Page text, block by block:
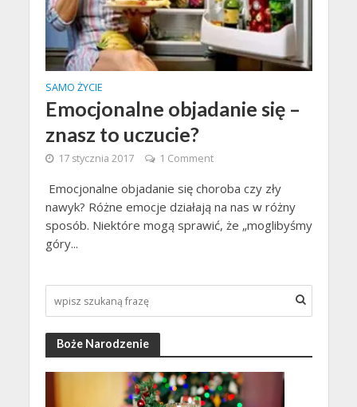
SAMO ŻYCIE
Emocjonalne objadanie się –
znasz to uczucie?
17 stycznia 2017 1 Comment
Emocjonalne objadanie się choroba czy zły
nawyk? Różne emocje działają na nas w różny
sposób. Niektóre mogą sprawić, że „moglibyśmy
góry...
Boże Narodzenie